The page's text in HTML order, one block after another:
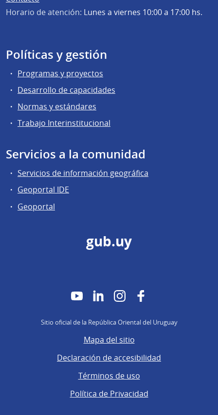
Horario de atención: Lunes a viernes 10:00 a 17:00 hs.
Políticas y gestión
Programas y proyectos
Desarrollo de capacidades
Normas y estándares
Trabajo Interinstitucional
Servicios a la comunidad
Servicios de información geográfica
Geoportal IDE
Geoportal
gub.uy
YouTubeLinkedInInstagram
Sitio oficial de la República Oriental del Uruguay
Mapa del sitio
Declaración de accesibilidad
Términos de uso
Política de Privacidad